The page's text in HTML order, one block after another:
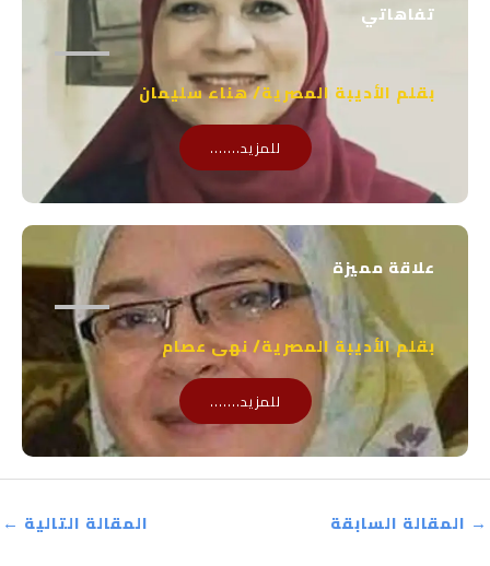
تفاهاتي
بقلم الأديبة المصرية/ هناء سليمان
للمزيد.......
علاقة مميزة
بقلم الأديبة المصرية/ نهى عصام
للمزيد.......
→ المقالة السابقة المقالة التالية ←